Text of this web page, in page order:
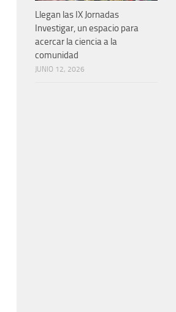
Llegan las IX Jornadas
Investigar, un espacio para
acercar la ciencia a la
comunidad
JUNIO 12, 2026